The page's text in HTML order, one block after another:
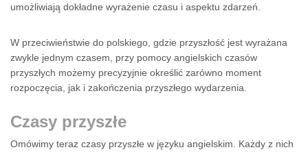
umożliwiają dokładne wyrażenie czasu i aspektu zdarzeń.
W przeciwieństwie do polskiego, gdzie przyszłość jest wyrażana
zwykle jednym czasem, przy pomocy angielskich czasów
przyszłych możemy precyzyjnie określić zarówno moment
rozpoczęcia, jak i zakończenia przyszłego wydarzenia.
Czasy przyszłe
Omówimy teraz czasy przyszłe w języku angielskim. Każdy z nich